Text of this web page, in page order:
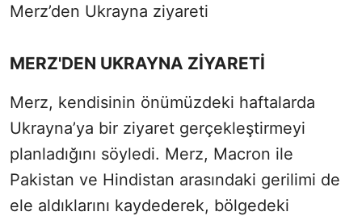
Merz’den Ukrayna ziyareti
MERZ'DEN UKRAYNA ZİYARETİ
Merz, kendisinin önümüzdeki haftalarda
Ukrayna’ya bir ziyaret gerçekleştirmeyi
planladığını söyledi. Merz, Macron ile
Pakistan ve Hindistan arasındaki gerilimi de
ele aldıklarını kaydederek, bölgedeki